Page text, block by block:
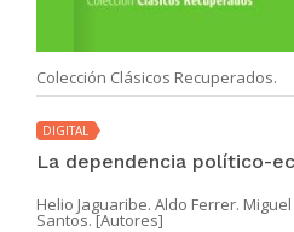
Colección Clásicos Recuperados.
DIGITAL
Helio Jaguaribe. Aldo Ferrer.
Santos. [Autores]